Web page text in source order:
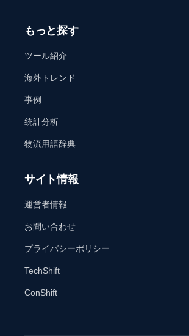
もっと探す
ツール紹介
海外トレンド
事例
統計分析
物流用語辞典
サイト情報
運営者情報
お問い合わせ
プライバシーポリシー
TechShift
ConShift